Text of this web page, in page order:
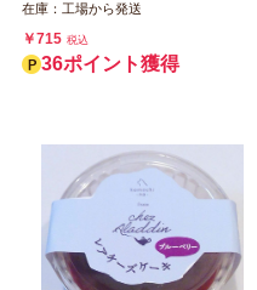
在庫：工場から発送
￥715 税込
36ポイント獲得